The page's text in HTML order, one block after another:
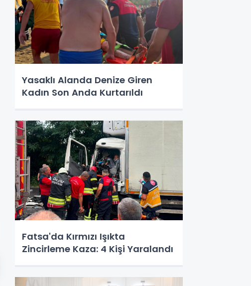
Yasaklı Alanda Denize Giren
Kadın Son Anda Kurtarıldı
Fatsa'da Kırmızı Işıkta
Zincirleme Kaza: 4 Kişi Yaralandı